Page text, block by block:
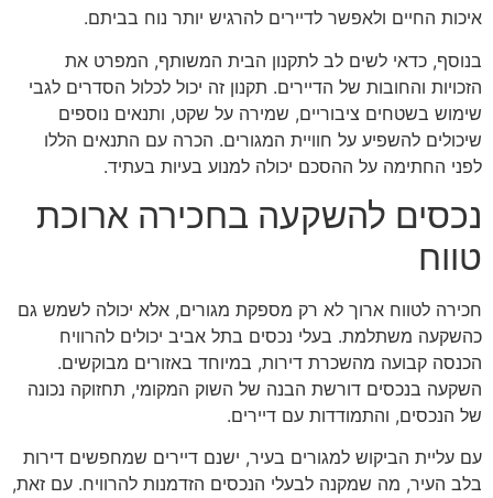
איכות החיים ולאפשר לדיירים להרגיש יותר נוח בביתם.
בנוסף, כדאי לשים לב לתקנון הבית המשותף, המפרט את
הזכויות והחובות של הדיירים. תקנון זה יכול לכלול הסדרים לגבי
שימוש בשטחים ציבוריים, שמירה על שקט, ותנאים נוספים
שיכולים להשפיע על חוויית המגורים. הכרה עם התנאים הללו
לפני החתימה על ההסכם יכולה למנוע בעיות בעתיד.
נכסים להשקעה בחכירה ארוכת
טווח
חכירה לטווח ארוך לא רק מספקת מגורים, אלא יכולה לשמש גם
כהשקעה משתלמת. בעלי נכסים בתל אביב יכולים להרוויח
הכנסה קבועה מהשכרת דירות, במיוחד באזורים מבוקשים.
השקעה בנכסים דורשת הבנה של השוק המקומי, תחזוקה נכונה
של הנכסים, והתמודדות עם דיירים.
עם עליית הביקוש למגורים בעיר, ישנם דיירים שמחפשים דירות
בלב העיר, מה שמקנה לבעלי הנכסים הזדמנות להרוויח. עם זאת,